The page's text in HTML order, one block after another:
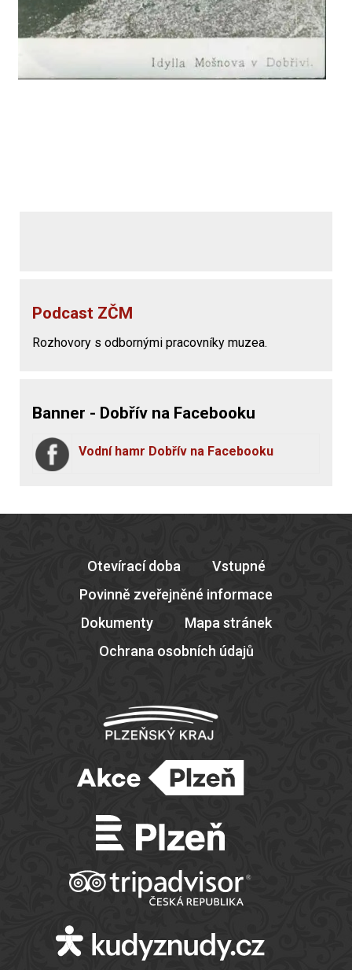
Podcast ZČM
Rozhovory s odbornými pracovníky muzea.
Banner - Dobřív na Facebooku
Vodní hamr Dobřív na Facebooku
Otevírací doba
Vstupné
Povinně zveřejněné informace
Dokumenty
Mapa stránek
Ochrana osobních údajů